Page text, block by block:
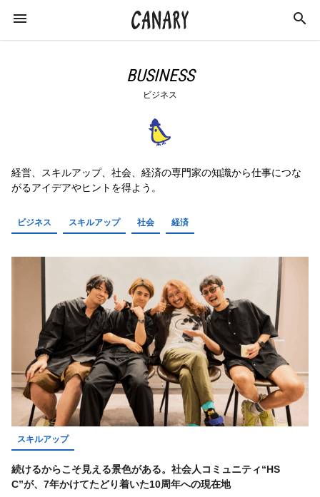
KEYWORD
キーワード
ビジネス スキルアップ
経済 仕事術 ライフスタイル
イベントレポート
副業 コミュニティ 美容師 猪瀬直樹
店舗経営術 マーケティング 作家
オフ会レポート 政治 女性起業家
美容 オンラインサロン 投資 海外
ライフハック
キーワード一覧
BUSINESS
ビジネス
経営、スキルアップ、社会、経済の専門家の知識から仕事につな
がるアイデアやヒントを得よう。
ビジネス スキルアップ 社会 経済
スキルアップ
続けるからこそ見える景色がある。社会人コミュニティ“HS
C”が、7年かけてたどり着いた10周年への現在地